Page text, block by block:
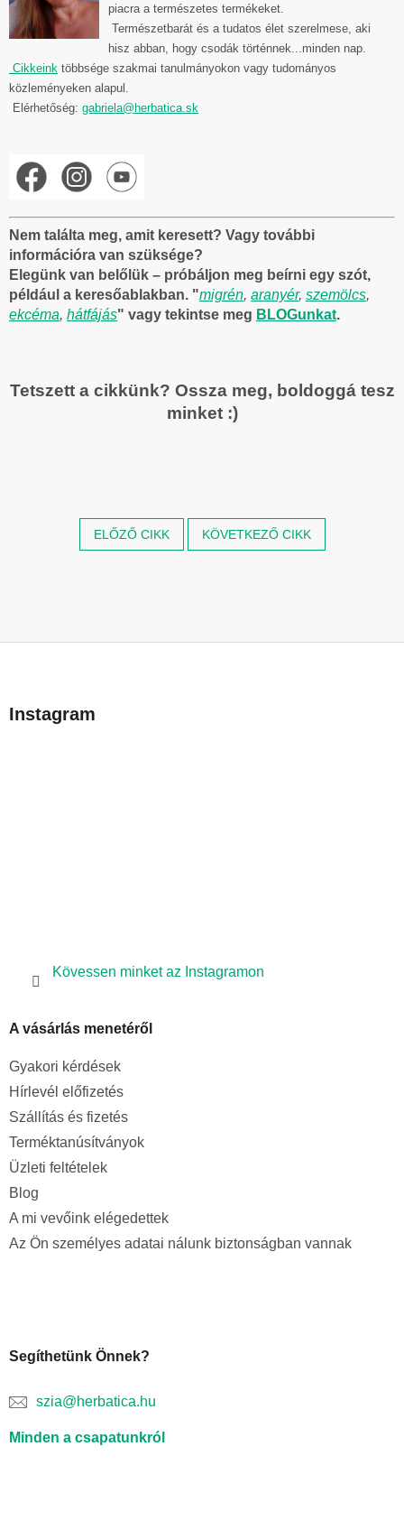
piacra a természetes termékeket.
Természetbarát és a tudatos élet szerelmese, aki
hisz abban, hogy csodák történnek...minden nap.
Cikkeink többsége szakmai tanulmányokon vagy tudományos
közleményeken alapul.
Elérhetőség: gabriela@herbatica.sk
Nem találta meg, amit keresett? Vagy további
információra van szüksége?
Elegünk van belőlük – próbáljon meg beírni egy szót,
például a keresőablakban. "migrén, aranyér, szemölcs,
ekcéma, hátfájás" vagy tekintse meg BLOGunkat.
Tetszett a cikkünk? Ossza meg, boldoggá tesz
minket :)
ELŐZŐ CIKK KÖVETKEZŐ CIKK
bInstagram
Kövessen minket az Instagramon
A vásárlás menetéről
Gyakori kérdések
Hírlevél előfizetés
Szállítás és fizetés
Terméktanúsítványok
Üzleti feltételek
Blog
A mi vevőink elégedettek
Az Ön személyes adatai nálunk biztonságban vannak
Segíthetünk Önnek?
szia@herbatica.hu
Minden a csapatunkról